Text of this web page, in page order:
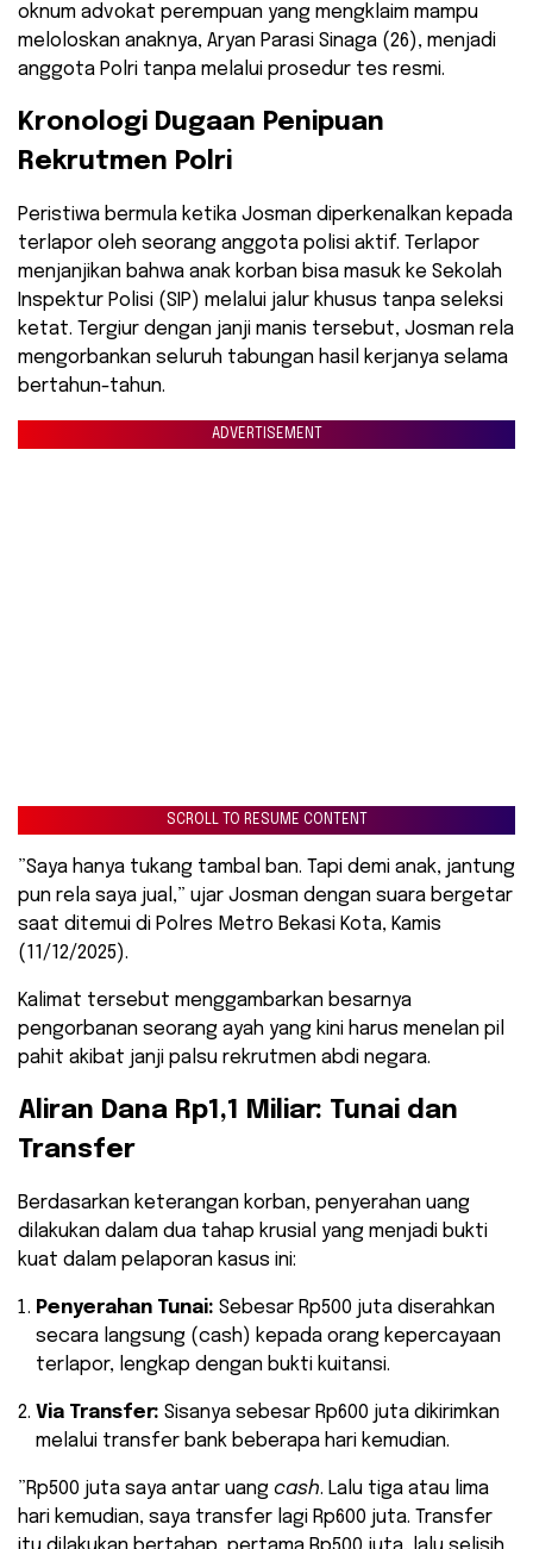
oknum advokat perempuan yang mengklaim mampu
meloloskan anaknya, Aryan Parasi Sinaga (26), menjadi
anggota Polri tanpa melalui prosedur tes resmi.
​Kronologi Dugaan Penipuan
Rekrutmen Polri
Peristiwa bermula ketika Josman diperkenalkan kepada
terlapor oleh seorang anggota polisi aktif. Terlapor
menjanjikan bahwa anak korban bisa masuk ke Sekolah
Inspektur Polisi (SIP) melalui jalur khusus tanpa seleksi
ketat. Tergiur dengan janji manis tersebut, Josman rela
mengorbankan seluruh tabungan hasil kerjanya selama
bertahun-tahun.
ADVERTISEMENT
SCROLL TO RESUME CONTENT
​”Saya hanya tukang tambal ban. Tapi demi anak, jantung
pun rela saya jual,” ujar Josman dengan suara bergetar
saat ditemui di Polres Metro Bekasi Kota, Kamis
(11/12/2025).
​Kalimat tersebut menggambarkan besarnya
pengorbanan seorang ayah yang kini harus menelan pil
pahit akibat janji palsu rekrutmen abdi negara.
​Aliran Dana Rp1,1 Miliar: Tunai dan
Transfer
​Berdasarkan keterangan korban, penyerahan uang
dilakukan dalam dua tahap krusial yang menjadi bukti
kuat dalam pelaporan kasus ini:
Penyerahan Tunai: Sebesar Rp500 juta diserahkan
secara langsung (cash) kepada orang kepercayaan
terlapor, lengkap dengan bukti kuitansi.
Via Transfer: Sisanya sebesar Rp600 juta dikirimkan
melalui transfer bank beberapa hari kemudian.
​”Rp500 juta saya antar uang cash. Lalu tiga atau lima
hari kemudian, saya transfer lagi Rp600 juta. Transfer